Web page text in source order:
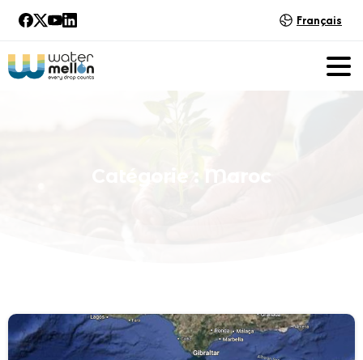
Français
Catégorie :